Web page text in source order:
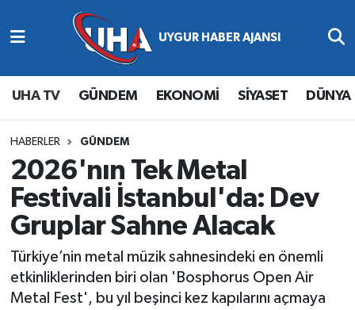
UHA TV GÜNDEM EKONOMİ SİYASET DÜNYA
HABERLER GÜNDEM
2026'nın Tek Metal
Festivali İstanbul'da: Dev
Gruplar Sahne Alacak
Türkiye’nin metal müzik sahnesindeki en önemli
etkinliklerinden biri olan 'Bosphorus Open Air
Metal Fest', bu yıl beşinci kez kapılarını açmaya
Abone Ol
Gündem
Ekonomi
Magazin
Siyaset
Spor
Yaşam
Nöbetçi Eczaneler
Hava Durumu
Namaz Vakitleri
Trafik Durumu
Süper Lig Puan Durumu ve Fikstür
Tüm Manşetler
Son Dakika Haberleri